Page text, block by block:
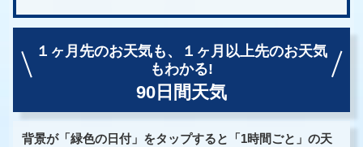
１ヶ月先のお天気も、
１ヶ月以上先のお天気
もわかる!
90日間天気
背景が「緑色の日付」をタップすると「1時間ごと」の天